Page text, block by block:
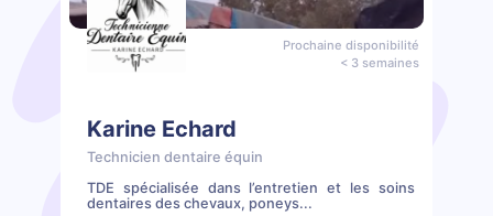
Prochaine disponibilité
< 3 semaines
Karine Echard
Technicien dentaire équin
TDE spécialisée dans l’entretien et les soins
dentaires des chevaux, poneys...